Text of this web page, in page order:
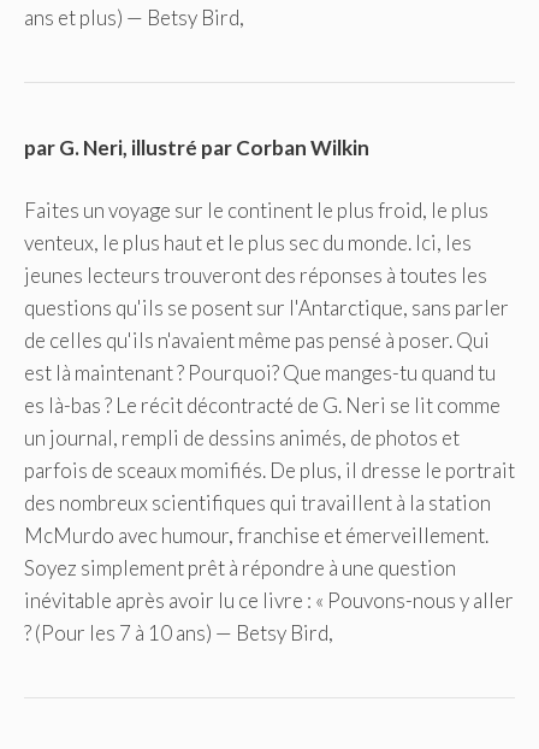
ans et plus) — Betsy Bird,
par G. Neri, illustré par Corban Wilkin
Faites un voyage sur le continent le plus froid, le plus
venteux, le plus haut et le plus sec du monde. Ici, les
jeunes lecteurs trouveront des réponses à toutes les
questions qu'ils se posent sur l'Antarctique, sans parler
de celles qu'ils n'avaient même pas pensé à poser. Qui
est là maintenant ? Pourquoi? Que manges-tu quand tu
es là-bas ? Le récit décontracté de G. Neri se lit comme
un journal, rempli de dessins animés, de photos et
parfois de sceaux momifiés. De plus, il dresse le portrait
des nombreux scientifiques qui travaillent à la station
McMurdo avec humour, franchise et émerveillement.
Soyez simplement prêt à répondre à une question
inévitable après avoir lu ce livre : « Pouvons-nous y aller
? (Pour les 7 à 10 ans) — Betsy Bird,